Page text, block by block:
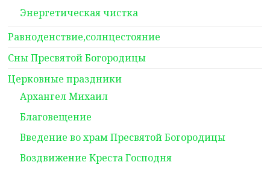
Энергетическая чистка
Равноденствие,солнцестояние
Сны Пресвятой Богородицы
Церковные праздники
Архангел Михаил
Благовещение
Введение во храм Пресвятой Богородицы
Воздвижение Креста Господня